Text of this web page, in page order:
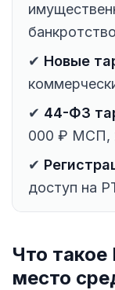
✔ Новые
✔ 44-ФЗ
000 ₽ МСП,
✔
доступ на
Что
место